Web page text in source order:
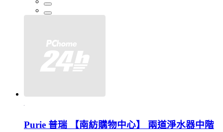
Purie 普瑞 【南紡購物中心】 兩道淨水器中階